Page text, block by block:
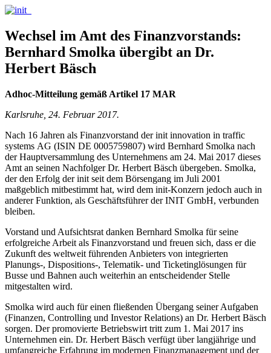
Wechsel im Amt des Finanzvorstands:
Bernhard Smolka übergibt an Dr.
Herbert Bäsch
Adhoc-Mitteilung gemäß Artikel 17 MAR
Karlsruhe, 24. Februar 2017.
Nach 16 Jahren als Finanzvorstand der init innovation in traffic
systems AG (ISIN DE 0005759807) wird Bernhard Smolka nach
der Hauptversammlung des Unternehmens am 24. Mai 2017 dieses
Amt an seinen Nachfolger Dr. Herbert Bäsch übergeben. Smolka,
der den Erfolg der init seit dem Börsengang im Juli 2001
maßgeblich mitbestimmt hat, wird dem init-Konzern jedoch auch in
anderer Funktion, als Geschäftsführer der INIT GmbH, verbunden
bleiben.
Vorstand und Aufsichtsrat danken Bernhard Smolka für seine
erfolgreiche Arbeit als Finanzvorstand und freuen sich, dass er die
Zukunft des weltweit führenden Anbieters von integrierten
Planungs-, Dispositions-, Telematik- und Ticketinglösungen für
Busse und Bahnen auch weiterhin an entscheidender Stelle
mitgestalten wird.
Smolka wird auch für einen fließenden Übergang seiner Aufgaben
(Finanzen, Controlling und Investor Relations) an Dr. Herbert Bäsch
sorgen. Der promovierte Betriebswirt tritt zum 1. Mai 2017 ins
Unternehmen ein. Dr. Herbert Bäsch verfügt über langjährige und
umfangreiche Erfahrung im modernen Finanzmanagement und der